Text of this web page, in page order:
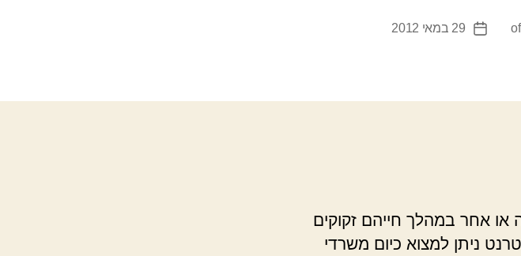
תאריך
29 במאי 2012
או אחר במהלך חייהם זקוקים
ניתן למצוא כיום משרדי